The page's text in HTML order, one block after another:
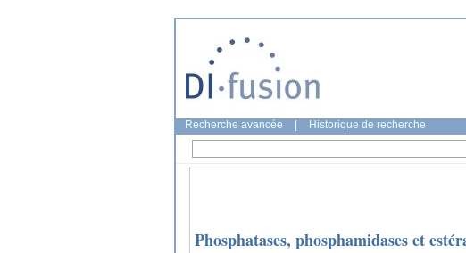
Recherche avancée Historique de recherche
Phosphatases, phosphamidases et